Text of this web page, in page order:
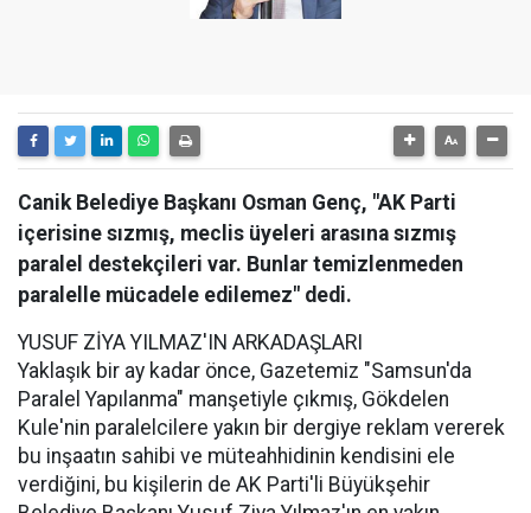
Canik Belediye Başkanı Osman Genç, "AK Parti
içerisine sızmış, meclis üyeleri arasına sızmış
paralel destekçileri var. Bunlar temizlenmeden
paralelle mücadele edilemez" dedi.
YUSUF ZİYA YILMAZ'IN ARKADAŞLARI
Yaklaşık bir ay kadar önce, Gazetemiz "Samsun'da
Paralel Yapılanma" manşetiyle çıkmış, Gökdelen
Kule'nin paralelcilere yakın bir dergiye reklam vererek
bu inşaatın sahibi ve müteahhidinin kendisini ele
verdiğini, bu kişilerin de AK Parti'li Büyükşehir